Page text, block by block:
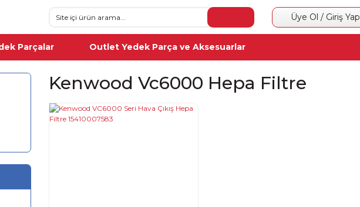
Üye Ol / Giriş Yap
Parçalar Outlet Yedek Parça ve Aksesuarlar
Kenwood Vc6000 Hepa Filtre